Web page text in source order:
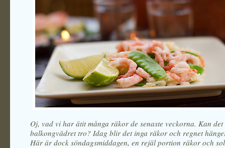
Oj, vad vi har ätit många räkor de senaste veckorna. Kan
balkongvädret tro? Idag blir det inga räkor och regnet
Här är dock söndagsmiddagen, en rejäl portion räkor och